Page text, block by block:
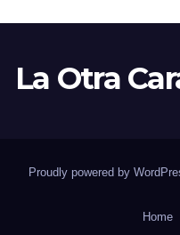
La Otra
Proudly powered by
Home